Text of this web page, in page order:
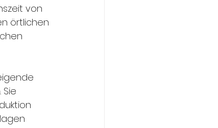
von
örtlichen